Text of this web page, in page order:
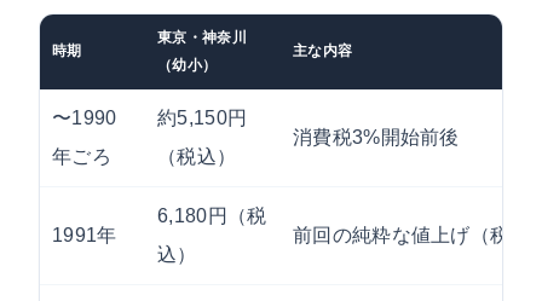
時期
東京・神奈川
（幼小）
主な内容
〜1990
年ごろ
約5,150円
（税込）
消費税3%開始前後
1991年
6,180円（税
込）
前回の純粋な値上げ（税別